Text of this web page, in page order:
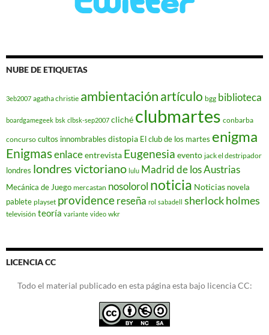
NUBE DE ETIQUETAS
3eb2007 agatha christie ambientación artículo bgg biblioteca
boardgamegeek bsk clbsk-sep2007 cliché clubmartes conbarba
concurso cultos innombrables distopia El club de los martes enigma
Enigmasenlaceentrevista Eugenesia evento jack el destripador
londres londres victoriano lulu Madrid de los Austrias
Mecánica de Juego mercastan nosolorol noticia Noticias novela
pablete playset providencereseña rol sabadell sherlock holmes
televisión teoría variante video wkr
LICENCIA CC
Todo el material publicado en esta página esta bajo licencia CC: